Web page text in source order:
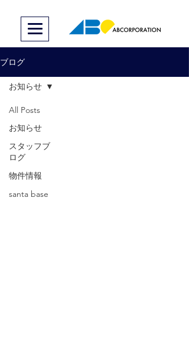
ブログ
All Posts
お知らせ
スタッフブ
ログ
物件情報
santa base
お知らせ